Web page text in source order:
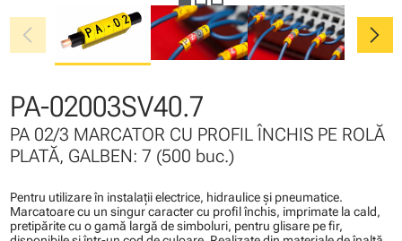
chevron_left chevron_right
PA-02003SV40.7
PA 02/3 MARCATOR CU PROFIL ÎNCHIS PE ROLĂ
PLATĂ, GALBEN: 7 (500 buc.)
Pentru utilizare în instalaţii electrice, hidraulice şi pneumatice.
Marcatoare cu un singur caracter cu profil închis, imprimate la cald,
pretipărite cu o gamă largă de simboluri, pentru glisare pe fir,